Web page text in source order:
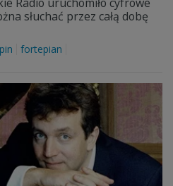
słuchać przez całą dobę
fortepian